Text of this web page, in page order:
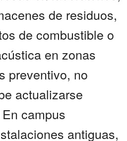
de residuos,
de combustible o
en zonas
preventivo, no
actualizarse
campus
antiguas,